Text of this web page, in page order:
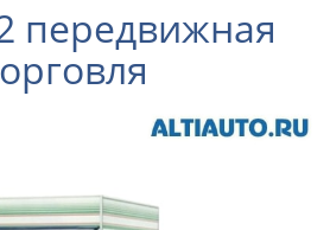
передвижная